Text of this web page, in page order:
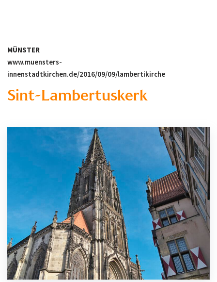
MÜNSTER
www.muensters-
innenstadtkirchen.de/2016/09/09/lambertikirche
Sint-Lambertuskerk